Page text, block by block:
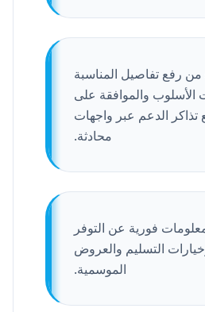
من رفع تفاصيل المناسبة
الأسلوب والموافقة على
تذاكر الدعم عبر واجهات
محادثة.
فورية عن التوفر
التسليم والعروض
الموسمية.